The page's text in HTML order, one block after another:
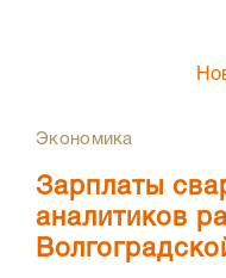
Экономика
Зарплаты
аналитиков